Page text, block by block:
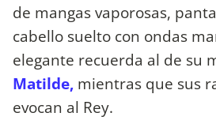
de mangas vaporosas,
cabello suelto con ondas
elegante recuerda al de su
Matilde, mientras que sus
evocan al Rey.